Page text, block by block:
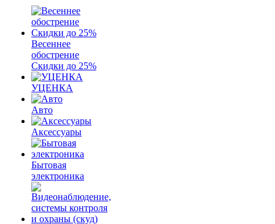
Весеннее
обострение
Скидки до 25%
УЦЕНКА
Авто
Аксессуары
Бытовая
электроника